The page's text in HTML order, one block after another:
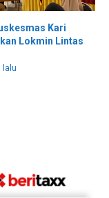
Kari
Lokmin Lintas
lalu